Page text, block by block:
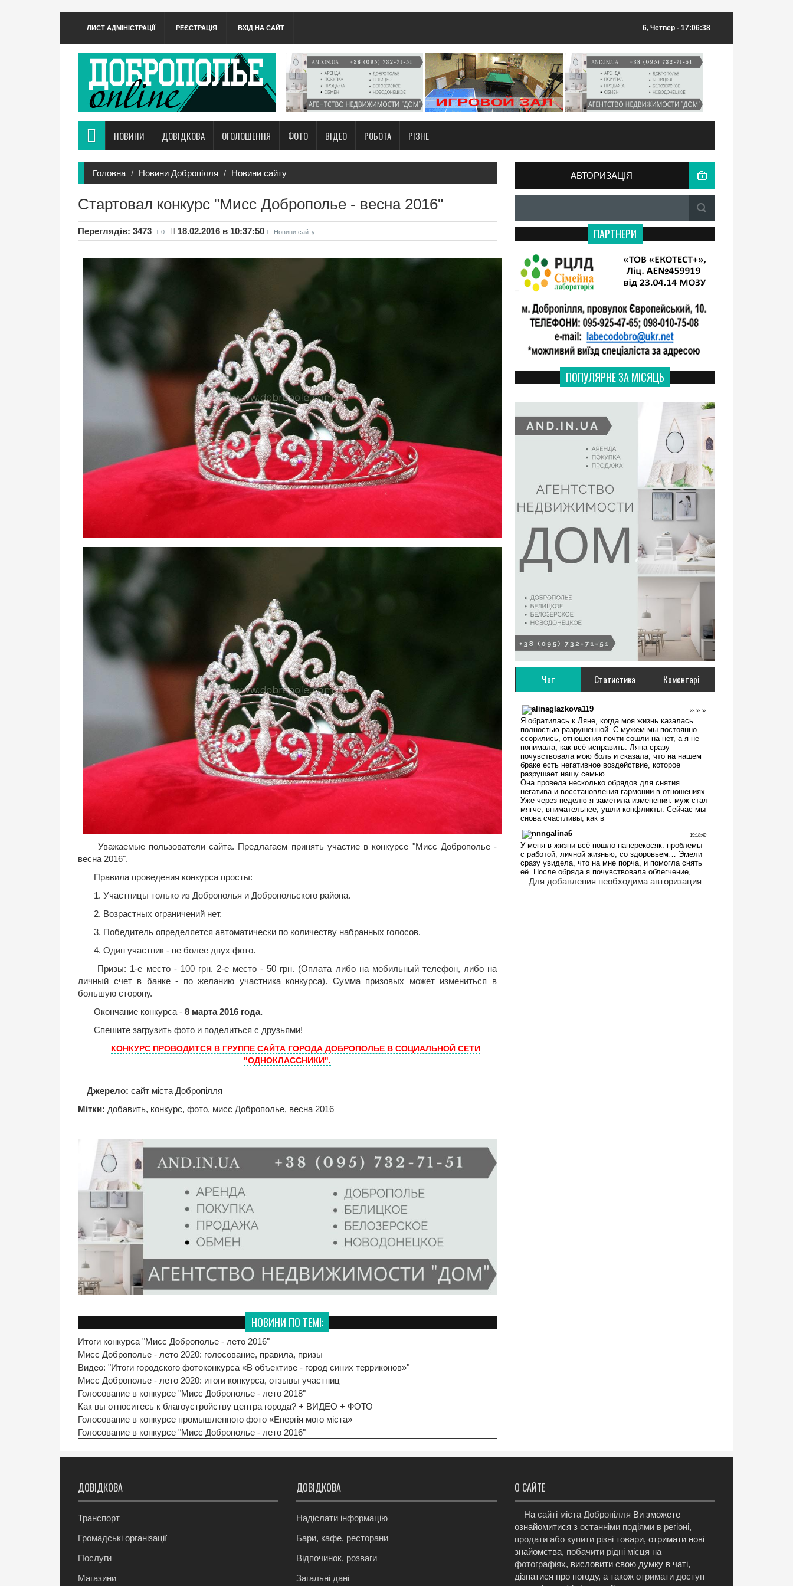
ЛИСТ АДМІНІСТРАЦІЇ РЕЄСТРАЦІЯ ВХІД НА САЙТ 6, Четвер - 17:06:38
НОВИНИ ДОВІДКОВА ОГОЛОШЕННЯ ФОТО ВІДЕО РОБОТА РІЗНЕ
Головна Новини Добропілля Новини сайту
Стартовал конкурс "Мисс Доброполье - весна 2016"
Переглядів: 3473 0 18.02.2016 в 10:37:50 Новини сайту
Уважаемые пользователи сайта. Предлагаем принять участие в конкурсе "Мисс Доброполье -
весна 2016".
Правила проведения конкурса просты:
1. Участницы только из Доброполья и Добропольского района.
2. Возрастных ограничений нет.
3. Победитель определяется автоматически по количеству набранных голосов.
4. Один участник - не более двух фото.
Призы: 1-е место - 100 грн. 2-е место - 50 грн. (Оплата либо на мобильный телефон, либо на
личный счет в банке - по желанию участника конкурса). Сумма призовых может измениться в
большую сторону.
Окончание конкурса - 8 марта 2016 года.
Спешите загрузить фото и поделиться с друзьями!
КОНКУРС ПРОВОДИТСЯ В ГРУППЕ САЙТА ГОРОДА ДОБРОПОЛЬЕ В СОЦИАЛЬНОЙ СЕТИ
"ОДНОКЛАССНИКИ".
Джерело: сайт міста Добропілля
Мітки: добавить, конкурс, фото, мисс Доброполье, весна 2016
НОВИНИ ПО ТЕМІ:
Итоги конкурса "Мисс Доброполье - лето 2016"
Мисс Доброполье - лето 2020: голосование, правила, призы
Видео: "Итоги городского фотоконкурса «В объективе - город синих терриконов»"
Мисс Доброполье - лето 2020: итоги конкурса, отзывы участниц
Голосование в конкурсе "Мисс Доброполье - лето 2018"
Как вы относитесь к благоустройству центра города? + ВИДЕО + ФОТО
Голосование в конкурсе промышленного фото «Енергія мого міста»
Голосование в конкурсе "Мисс Доброполье - лето 2016"
АВТОРИЗАЦІЯ
ПАРТНЕРИ
ПОПУЛЯРНЕ ЗА МІСЯЦЬ
Чат Статистика Коментарі
Для добавления необходима авторизация
ДОВІДКОВА
Транспорт
Громадські організації
Послуги
Магазини
ДОВІДКОВА
Надіслати інформацію
Бари, кафе, ресторани
Відпочинок, розваги
Загальні дані
О САЙТЕ
На сайті міста Добропілля Ви зможете
ознайомитися з останніми подіями в регіоні,
продати або купити різні товари, отримати нові
знайомства, побачити рідні місця на
фотографіях, висловити свою думку в чаті,
дізнатися про погоду, а також отримати доступ